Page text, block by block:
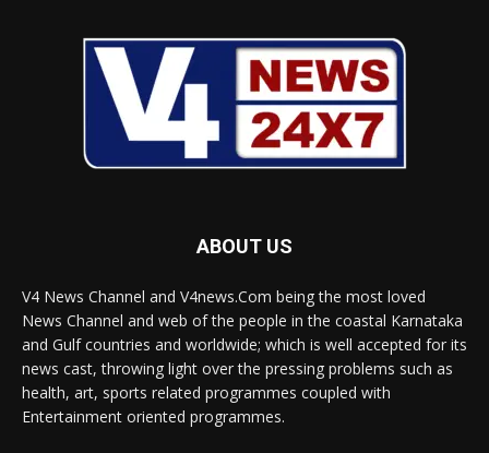
ABOUT US
V4 News Channel and V4news.Com being the most loved
News Channel and web of the people in the coastal Karnataka
and Gulf countries and worldwide; which is well accepted for its
news cast, throwing light over the pressing problems such as
health, art, sports related programmes coupled with
Entertainment oriented programmes.